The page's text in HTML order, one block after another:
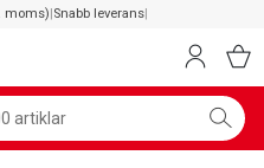
moms)|Snabb leverans|